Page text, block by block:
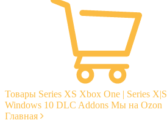
Товары Series XS Xbox One | Series X|S
Windows 10 DLC Addons Мы на Ozon
Главная